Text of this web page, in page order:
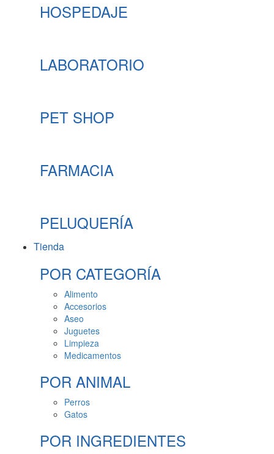
HOSPEDAJE
LABORATORIO
PET SHOP
FARMACIA
PELUQUERÍA
Tienda
POR CATEGORÍA
Alimento
Accesorios
Aseo
Juguetes
Limpieza
Medicamentos
POR ANIMAL
Perros
Gatos
POR INGREDIENTES